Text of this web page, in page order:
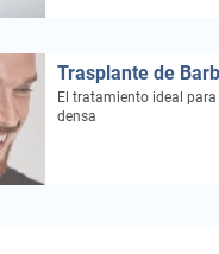
Trasplante de
El tratamiento ideal
densa